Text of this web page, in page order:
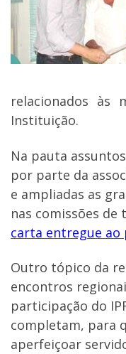
relacionados às
Instituição.
Na pauta
por parte da
e ampliadas as
nas comissões de
carta entregue ao
Outro tópico da
encontros
participação do
completam, para
aperfeiçoar